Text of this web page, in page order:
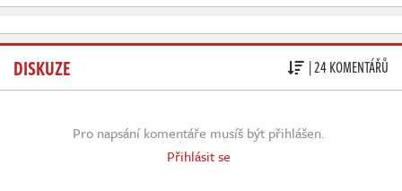
DISKUZE | 24 KOMENTÁŘŮ
Pro napsání komentáře musíš být přihlášen.
Přihlásit se